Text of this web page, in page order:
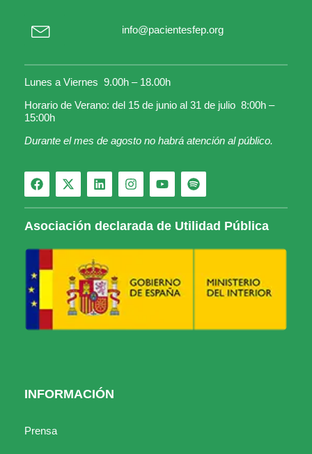
info@pacientesfep.org
Lunes a Viernes 9.00h – 18.00h
Horario de Verano: del 15 de junio al 31 de julio 8:00h –
15:00h
Durante el mes de agosto no habrá atención al público.
Asociación declarada de Utilidad Pública
INFORMACIÓN
Prensa